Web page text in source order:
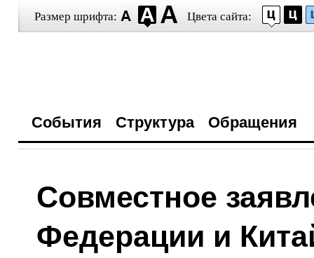
Размер шрифта: Цвета сайта:
События Структура Обращения
Совместное
Федерации и